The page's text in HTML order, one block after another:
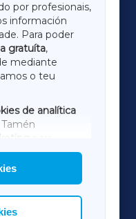
por profesionais,
información
Para poder
gratuíta,
mediante
o teu
de analítica
a elección das